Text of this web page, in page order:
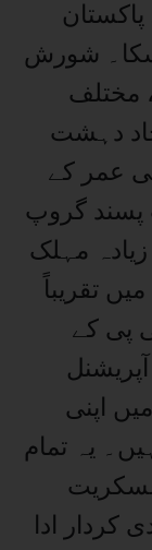
سکا۔ شورش
مختلف
دہشت
عمر کے
پسند گروپ
زیادہ مہلک
تقریباً
پی کے
اپنی
یہ تمام
عسکریت
کردار ادا